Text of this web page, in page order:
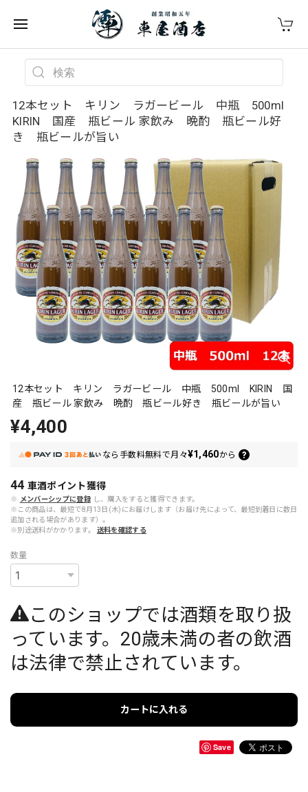
12本セット キリン ラガービール 中瓶 500ml
KIRIN 国産 瓶ビール 家飲み 晩酌 瓶ビール好
き 瓶ビールが旨い
12本セット キリン ラガービール 中瓶 500ml KIRIN 国
産 瓶ビール 家飲み 晩酌 瓶ビール好き 瓶ビールが旨い
¥4,400
なら 手数料無料で月々¥1,460から
44 車酒ポイント獲得
※ メンバーシップに登録 し、購入をすると獲得できます。
※この商品は、最短で8月13日(木)にお届けします（お届け先によって、最短到着日に数日
追加される場合があります）。
※別途送料がかかります。
送料を確認する
数量
このショップでは酒類を取り扱
っています。20歳未満の者の飲酒
は法律で禁止されています。
カートに入れる
Save